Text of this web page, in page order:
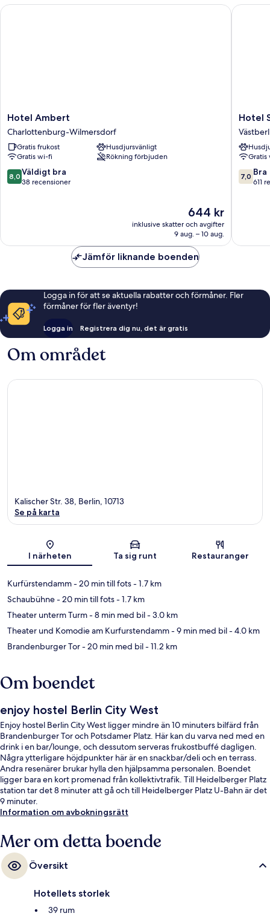
Shared
Hotel
Ambert
Charlottenburg-
Wilmersdorf
Hotel Ambert
Charlottenburg-Wilmersdorf
Gratis frukost
Husdjursvänligt
Gratis wi-fi
Rökning förbjuden
8.0
av
8,0 Väldigt bra
38 recensioner
Priset
är
644 kr
644 kr
inklusive skatter och avgifter
9 aug. – 10 aug.
Hotel Ambert
Hotel
am
centrum
Hotel
7.0
av
7,0 Bra
611
Hotel
Jämför liknande boenden
Logga in för att se aktuella rabatter och förmåner. Fler
förmåner för fler äventyr!
Logga in Registrera dig nu, det är gratis
Om området
Karta
Kalischer Str. 38, Berlin, 10713
Se på karta
I närheten Ta sig runt Restauranger
Kurfürstendamm- 20 min till fots- 1.7 km
Schaubühne- 20 min till fots- 1.7 km
Theater unterm Turm- 8 min med bil- 3.0 km
Theater und Komodie am Kurfurstendamm- 9 min med bil- 4.0 km
Brandenburger Tor- 20 min med bil- 11.2 km
Om boendet
enjoy hostel Berlin City West
Enjoy hostel Berlin City West ligger mindre än 10 minuters bilfärd från
Brandenburger Tor och Potsdamer Platz. Här kan du varva ned med en
drink i en bar/lounge, och dessutom serveras frukostbuffé dagligen.
Några ytterligare höjdpunkter här är en snackbar/deli och en terrass.
Andra resenärer brukar hylla den hjälpsamma personalen. Boendet
ligger bara en kort promenad från kollektivtrafik. Till Heidelberger Platz
station tar det 8 minuter att gå och till Heidelberger Platz U-Bahn är det
9 minuter.
Information om avbokningsrätt
Mer om detta boende
Översikt
Hotellets storlek
39 rum